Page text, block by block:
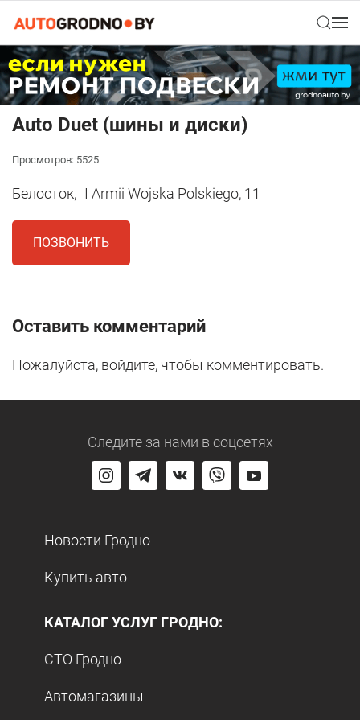
Auto Duet (шины и диски)
Просмотров: 5525
Белосток, I Armii Wojska Polskiego, 11
ПОЗВОНИТЬ
Оставить комментарий
Пожалуйста, войдите, чтобы комментировать.
Следите за нами в соцсетях
Новости Гродно
Купить авто
КАТАЛОГ УСЛУГ ГРОДНО:
СТО Гродно
Автомагазины